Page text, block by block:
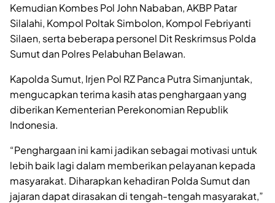
Kemudian Kombes Pol John Nababan, AKBP Patar
Silalahi, Kompol Poltak Simbolon, Kompol Febriyanti
Silaen, serta beberapa personel Dit Reskrimsus Polda
Sumut dan Polres Pelabuhan Belawan.
Kapolda Sumut, Irjen Pol RZ Panca Putra Simanjuntak,
mengucapkan terima kasih atas penghargaan yang
diberikan Kementerian Perekonomian Republik
Indonesia.
“Penghargaan ini kami jadikan sebagai motivasi untuk
lebih baik lagi dalam memberikan pelayanan kepada
masyarakat. Diharapkan kehadiran Polda Sumut dan
jajaran dapat dirasakan di tengah-tengah masyarakat,”